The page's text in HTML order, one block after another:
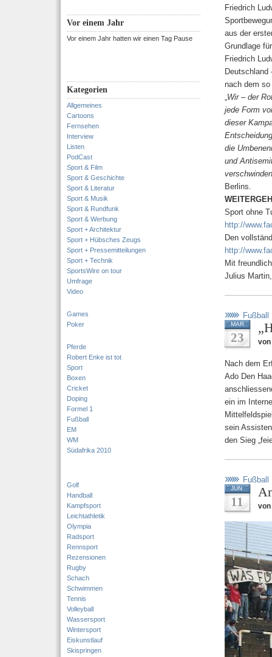
Vor einem Jahr
Vor einem Jahr hatten wir einen Tag Pause
Kategorien
Allgemeines
Cartoons
Fernsehen
Interview
Listen
PodCast
Sport & Film
Sport & Geschichte
Sport & Literatur
Sport & Musik
Sport & Rundfunk
Sport & Werbung
Sport + Architektur
Sport + Hübsches Zeugs
Sport + Pressemitteilungen
Sport + Technik
SportsWire on tour
Umfrage
Video
Games
Poker
Pferde
Robert Enke ist tot
Sport
Boxen
Cricket
Doping
Formel 1
Fußball
EM
WM
Südafrika 2010
Golf
Handball
Kampfsport
Leichtathletik
Olympia
Radsport
Rennsport
Rezensionen
Rugby
Schach
Schwimmen
Tennis
Volleyball
Wassersport
Wintersport
Eiskunstlauf
Skispringen
Friedrich
aus der
Grundlage
Friedrich
nach dem
„Wir – der
jede Form
dieser
die
und
Berlins.
Sport ohne
http://
Den
http://
Mit
Julius
Fußball
MAR
23
Nach dem
Ado Den
ein im
sein
den Sieg
Fußball
JUN
11